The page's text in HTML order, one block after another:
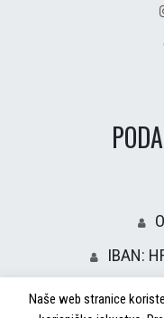
IBAN:
Naše web stranice